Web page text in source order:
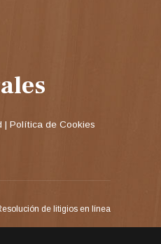
| Política de Cookies
de litigios en línea